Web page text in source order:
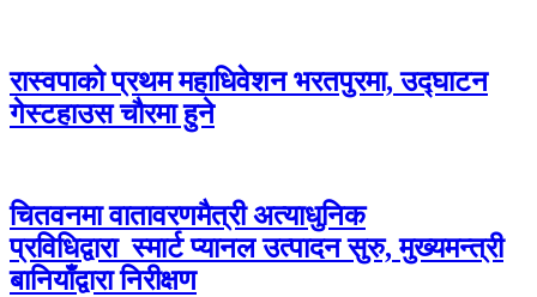
रास्वपाको प्रथम महाधिवेशन भरतपुरमा, उद्घाटन
गेस्टहाउस चौरमा हुने
चितवनमा वातावरणमैत्री अत्याधुनिक
प्रविधिद्वारा स्मार्ट प्यानल उत्पादन सुरु, मुख्यमन्त्री
बानियाँद्वारा निरीक्षण